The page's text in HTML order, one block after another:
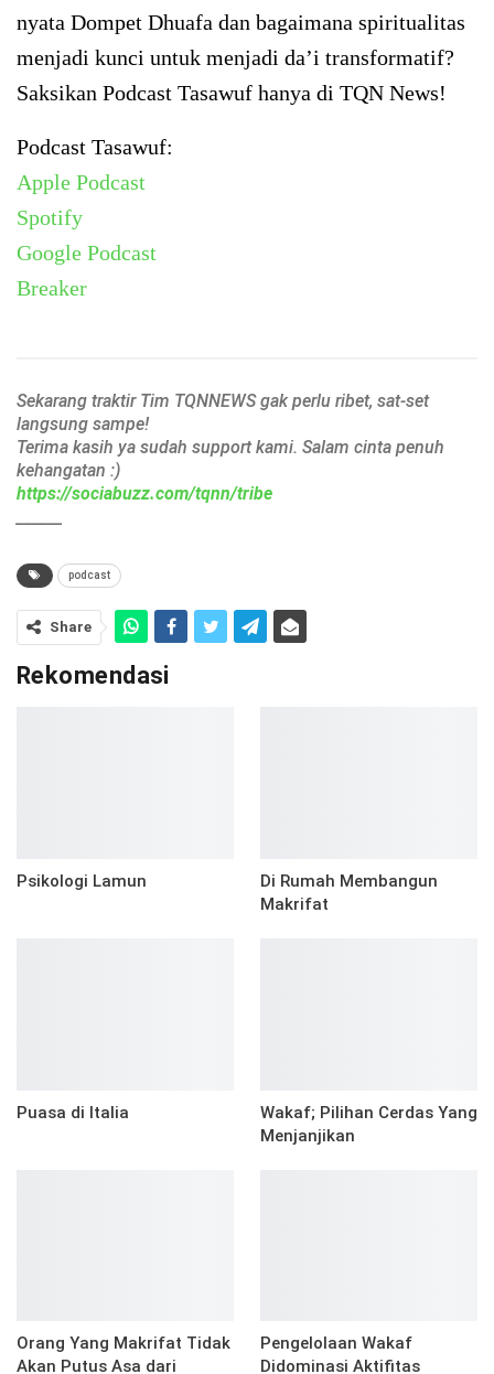
nyata Dompet Dhuafa dan bagaimana spiritualitas
menjadi kunci untuk menjadi da’i transformatif?
Saksikan Podcast Tasawuf hanya di TQN News!
Podcast Tasawuf:
Apple Podcast
Spotify
Google Podcast
Breaker
Sekarang traktir Tim TQNNEWS gak perlu ribet, sat-set
langsung sampe!
Terima kasih ya sudah support kami. Salam cinta penuh
kehangatan :)
https://sociabuzz.com/tqnn/tribe
podcast
Share
Rekomendasi
Psikologi Lamun
Di Rumah Membangun
Makrifat
Puasa di Italia
Wakaf; Pilihan Cerdas Yang
Menjanjikan
Orang Yang Makrifat Tidak
Akan Putus Asa dari
Pengelolaan Wakaf
Didominasi Aktifitas